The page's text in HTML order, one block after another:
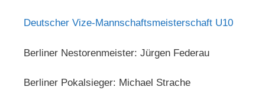
Deutscher Vize-Mannschaftsmeisterschaft U10
Berliner Nestorenmeister: Jürgen Federau
Berliner Pokalsieger: Michael Strache